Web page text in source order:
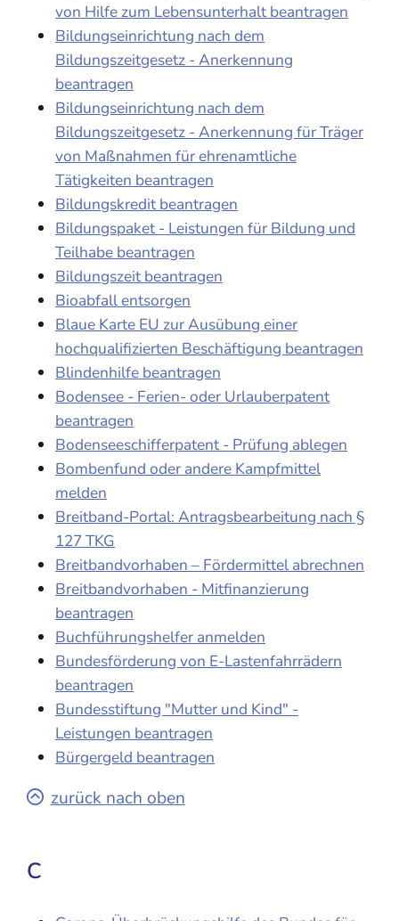
von Hilfe zum Lebensunterhalt beantragen
Bildungseinrichtung nach dem
Bildungszeitgesetz - Anerkennung
beantragen
Bildungseinrichtung nach dem
Bildungszeitgesetz - Anerkennung für Träger
von Maßnahmen für ehrenamtliche
Tätigkeiten beantragen
Bildungskredit beantragen
Bildungspaket - Leistungen für Bildung und
Teilhabe beantragen
Bildungszeit beantragen
Bioabfall entsorgen
Blaue Karte EU zur Ausübung einer
hochqualifizierten Beschäftigung beantragen
Blindenhilfe beantragen
Bodensee - Ferien- oder Urlauberpatent
beantragen
Bodenseeschifferpatent - Prüfung ablegen
Bombenfund oder andere Kampfmittel
melden
Breitband-Portal: Antragsbearbeitung nach §
127 TKG
Breitbandvorhaben – Fördermittel abrechnen
Breitbandvorhaben - Mitfinanzierung
beantragen
Buchführungshelfer anmelden
Bundesförderung von E-Lastenfahrrädern
beantragen
Bundesstiftung "Mutter und Kind" -
Leistungen beantragen
Bürgergeld beantragen
zurück nach oben
C